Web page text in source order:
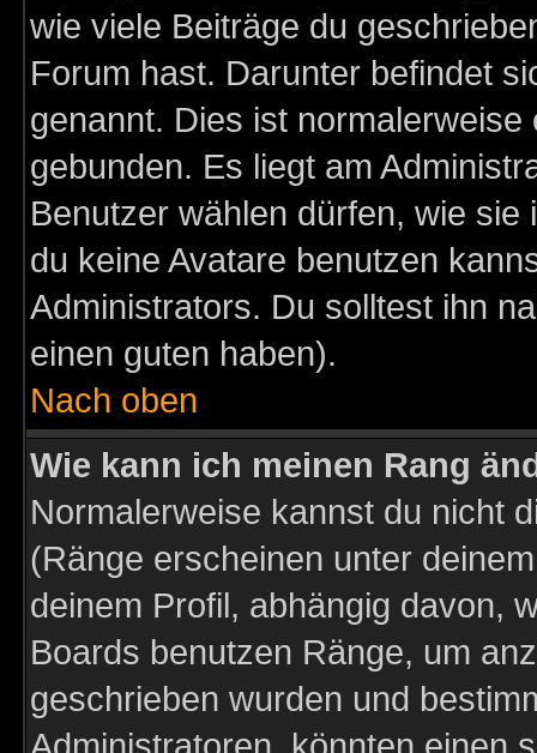
wie viele Beiträge du
Forum hast. Darunter befindet
genannt. Dies ist
gebunden. Es liegt am
Benutzer wählen dürfen, wie
du keine Avatare benutzen
Administrators. Du solltest ihn
einen guten haben).
Nach oben
Wie kann ich meinen Rang
Normalerweise kannst du nicht
(Ränge erscheinen unter
deinem Profil, abhängig davon,
Boards benutzen Ränge, um
geschrieben wurden und